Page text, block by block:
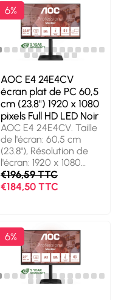
6%
AOC E4 24E4CV
écran plat de PC 60,5
cm (23.8") 1920 x 1080
pixels Full HD LED Noir
AOC E4 24E4CV. Taille
de l'écran: 60,5 cm
(23.8"), Résolution de
l'écran: 1920 x 1080
pixels, Type HD: Full
HD, Technologie
16:9, Angle de vision
horizontal: 178°, Angle
de vision vertical: 178°.
Haut-parleurs intégrés.
Concentrateur USB
€196,59 TTC
€184,50 TTC
6%